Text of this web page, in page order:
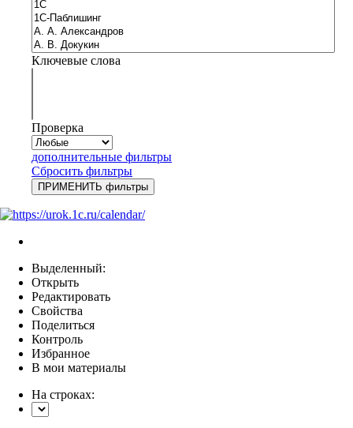
Ключевые слова
Проверка
дополнительные фильтры
Сбросить фильтры
Выделенный:
Открыть
Редактировать
Свойства
Поделиться
Контроль
Избранное
В мои материалы
На строках: